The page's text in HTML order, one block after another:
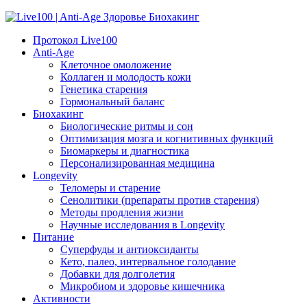
Протокол Live100
Anti-Age
Клеточное омоложение
Коллаген и молодость кожи
Генетика старения
Гормональный баланс
Биохакинг
Биологические ритмы и сон
Оптимизация мозга и когнитивных функций
Биомаркеры и диагностика
Персонализированная медицина
Longevity
Теломеры и старение
Сенолитики (препараты против старения)
Методы продления жизни
Научные исследования в Longevity
Питание
Суперфуды и антиоксиданты
Кето, палео, интервальное голодание
Добавки для долголетия
Микробиом и здоровье кишечника
Активности